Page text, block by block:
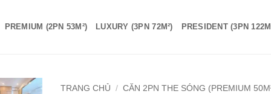
PREMIUM (2PN 53M²) LUXURY (3PN 72M²) PRESIDENT (3PN
TRANG CHỦ / CĂN 2PN THE SÓNG (PREMIUM